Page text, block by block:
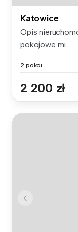
Katowice
Opis
pokojowe mi...
2 pokoi
2 200 zł